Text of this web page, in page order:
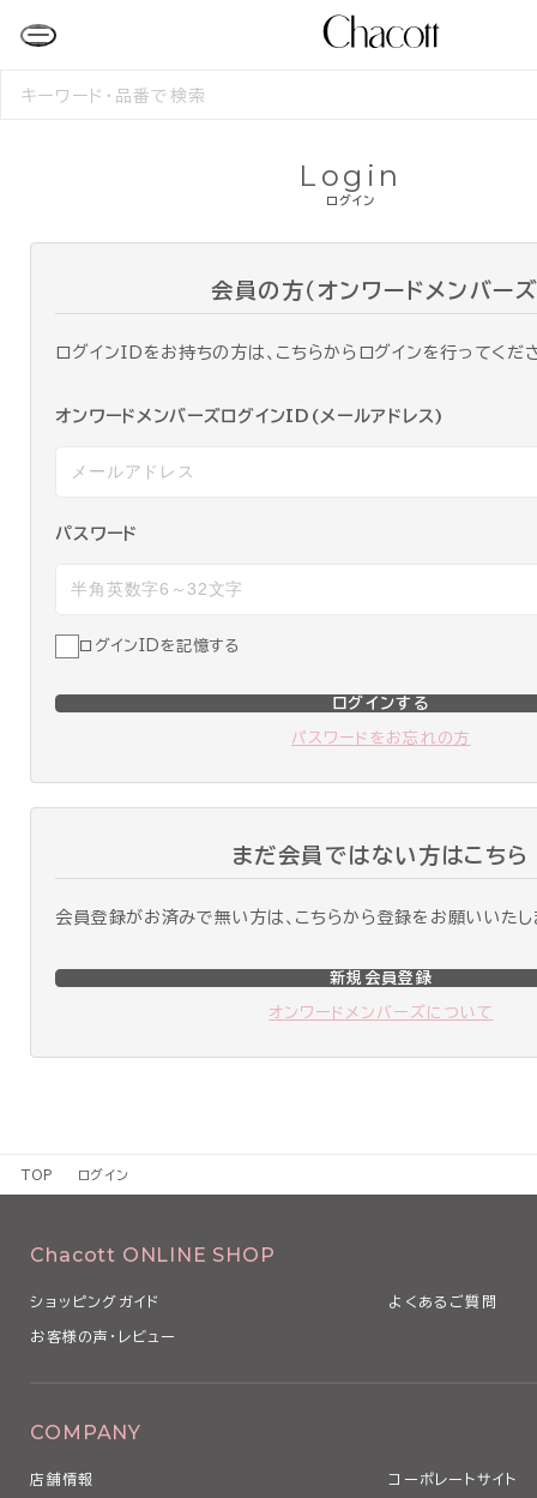
検
ログイン
Login
会員の方（オンワードメンバーズ
ログインIDをお持ちの方は、こちらからログインを行ってくだ
オンワードメンバーズログインID(メールアドレス)
パスワード
ログインIDを記憶する
ログインする
パスワードをお忘れの方
まだ会員ではない方はこちら
会員登録がお済みで無い方は、こちらから登録をお願いいたし
新規会員登録
オンワードメンバーズについて
TOP ログイン
Chacott ONLINE SHOP
ショッピングガイド よくあるご質問
お客様の声・レビュー
COMPANY
店舗情報 コーポレートサイト